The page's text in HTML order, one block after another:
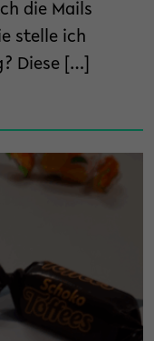
die Mails
stelle ich
Diese […]